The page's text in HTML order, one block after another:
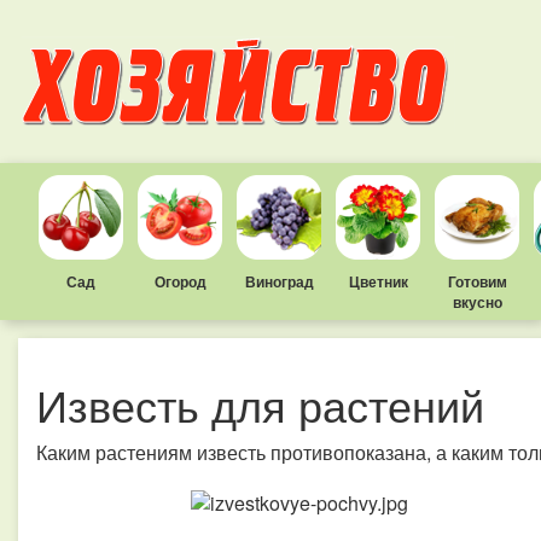
Сад Огород Виноград Цветник
Готовим
вкусно
Известь для растений
Каким растениям известь противопоказана, а каким